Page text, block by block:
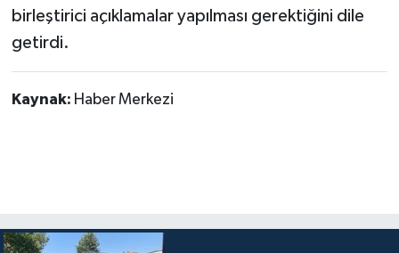
birleştirici açıklamalar yapılması gerektiğini dile
getirdi.
Kaynak: Haber Merkezi